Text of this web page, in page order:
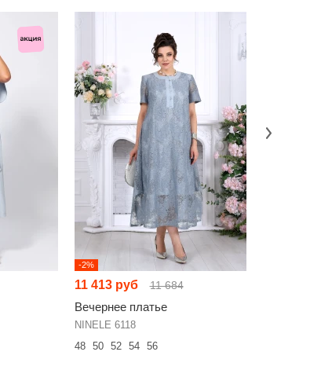
-2%
11 413 руб 11 684
Вечернее платье
NINELE 6118
48
50 52 54 56